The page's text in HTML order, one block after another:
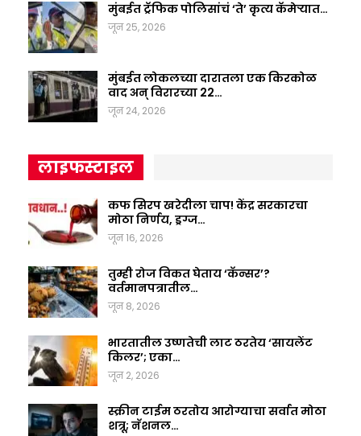
मुंबईत ट्रॅफिक पोलिसांचं ‘ते’ कृत्य कॅमेऱ्यात…
जून 25, 2026
मुंबईत लोकलच्या दारातला एक किरकोळ
वाद अन् विरारच्या 22…
जून 24, 2026
लाइफस्टाइल
कफ सिरप खरेदीला चाप! केंद्र सरकारचा
मोठा निर्णय, ड्रग्ज…
जून 16, 2026
तुम्ही रोज विकत घेताय ‘कॅन्सर’?
वर्तमानपत्रातील…
जून 8, 2026
भारतातील उष्णतेची लाट ठरतेय ‘सायलेंट
किलर’; एका…
जून 2, 2026
स्क्रीन टाईम ठरतोय आरोग्याचा सर्वात मोठा
शत्रू; नॅशनल…